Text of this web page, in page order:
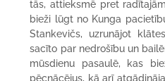
tās, attieksmē pret
bieži lūgt no Kunga
Stankevičs, uzrunājot
sacīto par nedrošību un
mūsdienu pasaulē, kas
pēcnācējus, kā arī